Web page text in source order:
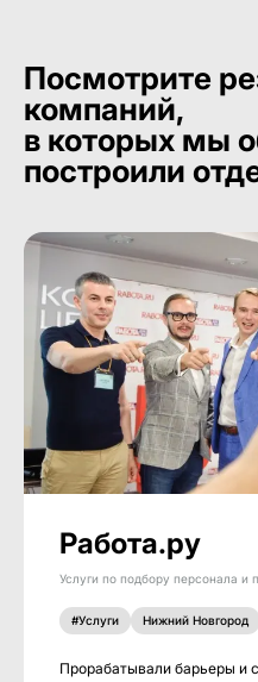
Посмотрите
компаний,
в которых мы
построили
Работа.ру
Услуги по подбору персонала и
#Услуги Нижний Новгород
Прорабатывали барьеры и